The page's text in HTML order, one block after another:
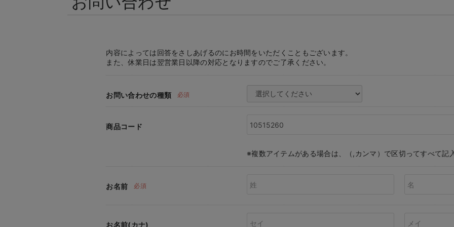
内容によっては回答をさしあげるのにお時間をいただくこともございます。
また、休業日は翌営業日以降の対応となりますのでご了承ください。
お問い合わせの種類 必須
商品コード
※複数アイテムがある場合は、（,カンマ）で区切ってすべて記
お名前 必須
お名前(カナ)